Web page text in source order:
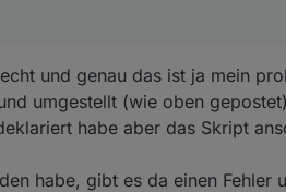
und genau das ist ja mein
umgestellt (wie oben
habe aber das Skript
habe, gibt es da einen Fehler